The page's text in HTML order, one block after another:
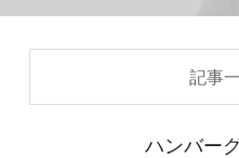
記事
ハンバー